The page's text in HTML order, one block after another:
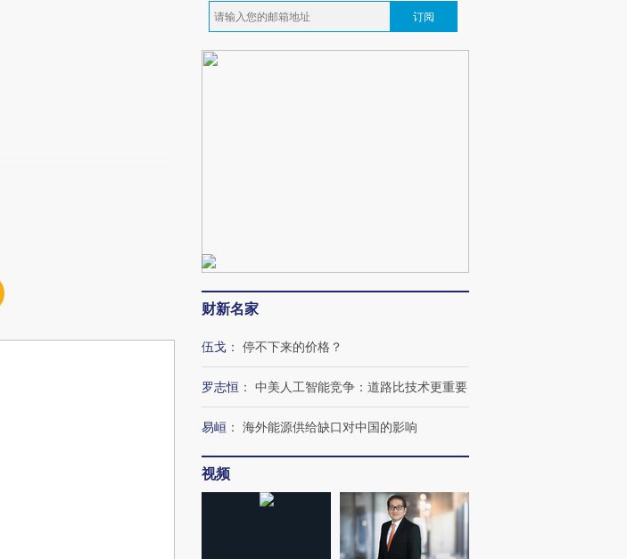
订阅
财新名家
伍戈 ： 停不下来的价格？
罗志恒 ： 中美人工智能竞争：道路比技术更重要
易峘 ： 海外能源供给缺口对中国的影响
视频